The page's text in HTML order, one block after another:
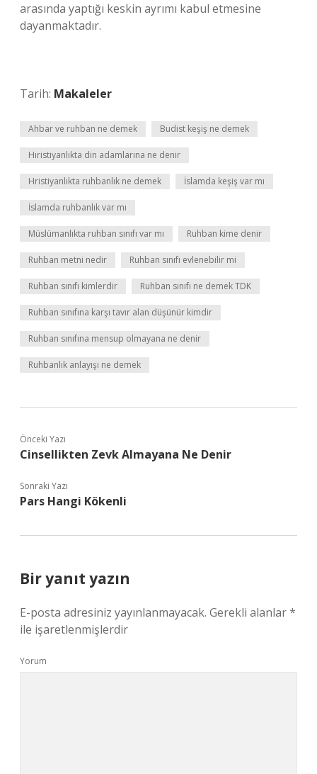
arasında yaptığı keskin ayrımı kabul etmesine
dayanmaktadır.
Tarih: Makaleler
Ahbar ve ruhban ne demek Budist keşiş ne demek
Hıristiyanlıkta din adamlarına ne denir
Hristiyanlıkta ruhbanlık ne demek İslamda keşiş var mı
İslamda ruhbanlık var mı
Müslümanlıkta ruhban sınıfı var mı Ruhban kime denir
Ruhban metni nedir Ruhban sınıfı evlenebilir mi
Ruhban sınıfı kimlerdir Ruhban sınıfı ne demek TDK
Ruhban sınıfına karşı tavır alan düşünür kimdir
Ruhban sınıfına mensup olmayana ne denir
Ruhbanlık anlayışı ne demek
Önceki Yazı
Cinsellikten Zevk Almayana Ne Denir
Sonraki Yazı
Pars Hangi Kökenli
Bir yanıt yazın
E-posta adresiniz yayınlanmayacak. Gerekli alanlar*
ile işaretlenmişlerdir
Yorum